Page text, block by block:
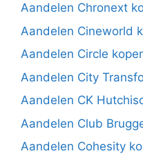
Aandelen Chronext
Aandelen Cineworld
Aandelen Circle
Aandelen City
Aandelen CK
Aandelen Club
Aandelen Cohesity